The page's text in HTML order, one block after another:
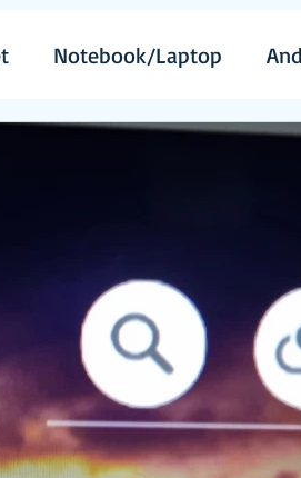
Notebook/Laptop